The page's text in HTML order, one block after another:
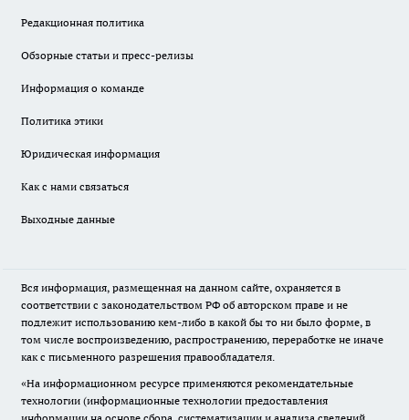
Редакционная политика
Обзорные статьи и пресс-релизы
Информация о команде
Политика этики
Юридическая информация
Как с нами связаться
Выходные данные
Вся информация, размещенная на данном сайте, охраняется в
соответствии с законодательством РФ об авторском праве и не
подлежит использованию кем-либо в какой бы то ни было форме, в
том числе воспроизведению, распространению, переработке не иначе
как с письменного разрешения правообладателя.
«На информационном ресурсе применяются рекомендательные
технологии (информационные технологии предоставления